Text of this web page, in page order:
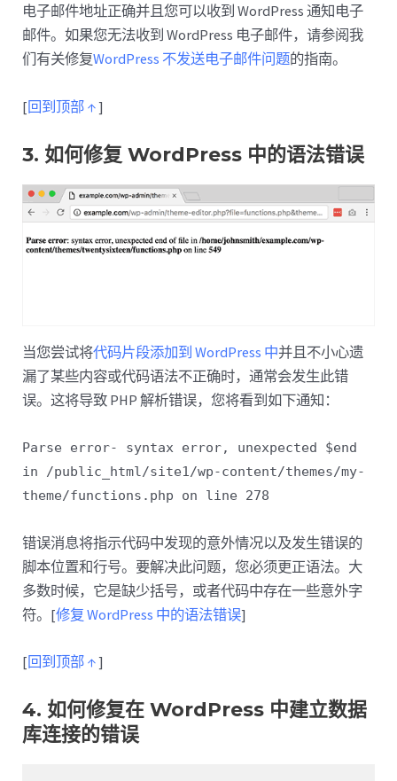
电子邮件地址正确并且您可以收到 WordPress 通知电子
邮件。如果您无法收到 WordPress 电子邮件，请参阅我
们有关修复WordPress 不发送电子邮件问题的指南。
[回到顶部 ↑]
3. 如何修复 WordPress 中的语法错误
当您尝试将代码片段添加到 WordPress 中并且不小心遗
漏了某些内容或代码语法不正确时，通常会发生此错
误。这将导致 PHP 解析错误，您将看到如下通知：
Parse error- syntax error, unexpected $end
in /public_html/site1/wp-content/themes/my-
theme/functions.php on line 278
错误消息将指示代码中发现的意外情况以及发生错误的
脚本位置和行号。要解决此问题，您必须更正语法。大
多数时候，它是缺少括号，或者代码中存在一些意外字
符。[修复 WordPress 中的语法错误]
[回到顶部 ↑]
4. 如何修复在 WordPress 中建立数据
库连接的错误